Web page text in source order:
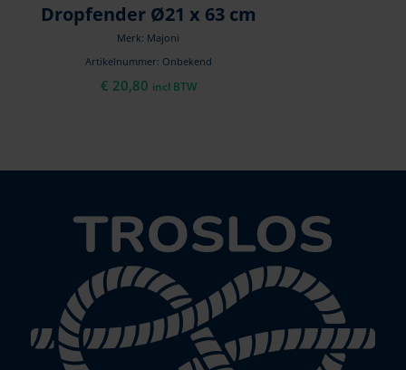
Dropfender Ø21 x 63 cm
Merk: Majoni
Artikelnummer: Onbekend
€ 20,80 incl BTW